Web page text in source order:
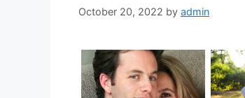
October 20, 2022 by admin